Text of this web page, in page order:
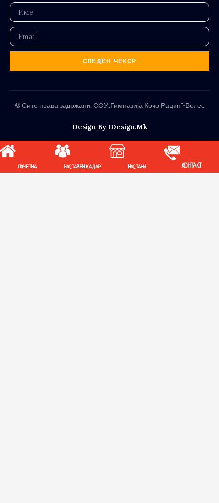
СЛЕДЕН ЧЕКОР
© Сите права задржани. СОУ„Гимназија Кочо Рацин“-Велес
Design By IDesign.mk
ПОЧЕТНА НАСТАВЕН КАДАР НАСТАНИ КОНТАКТ